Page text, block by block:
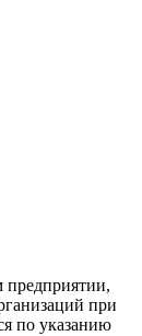
предприятии,
при
по указанию